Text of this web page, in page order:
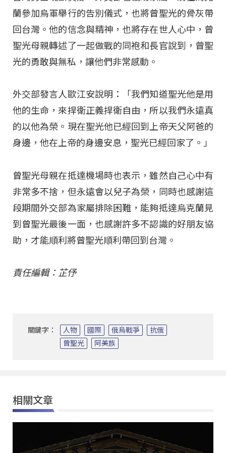
蘭參加烏軍舉行的告別儀式，也將曾聖光的骨灰帶
回台灣。他的信念與精神，也將存在世人心中，曾
聖光母親轉述了一起做戰的同袍和長官說到，曾聖
光的勇敢與無私，讓他們非常感動。
外交部發言人歐江安說明：「我們知道聖光他是用
他的生命，來捍衛正義捍衛自由，所以我們永遠真
的以他為榮。現在聖光他已經回到上帝天父阿爸的
身邊，他在上帝的身邊安息，聖光已經回家了。」
曾聖光母親在抵達機場時也表示，雖然自己心中有
非常多不捨，但永遠會以兒子為榮，同時也感謝這
段期間外交部為家屬排除困難，能夠抵達烏克蘭見
到曾聖光最後一面，也感謝許多不認識的好朋友協
助，才能順利將曾聖光順利帶回到台灣。
責任編輯：芷伃
關鍵字： 人物 國際 俄烏戰爭
抗俄
曾聖光
阿美族
相關文章